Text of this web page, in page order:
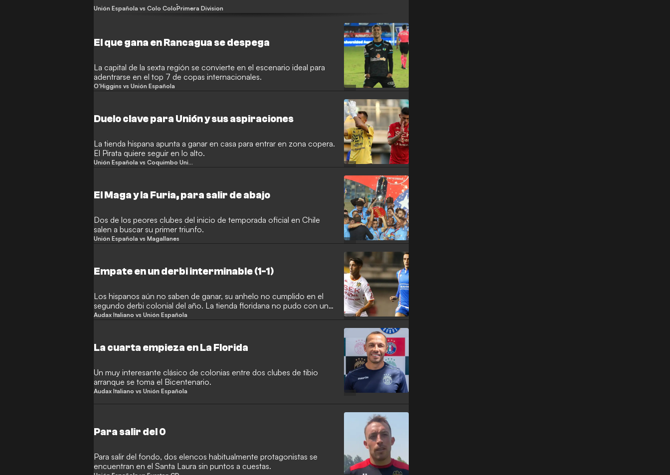
Unión Española vs Colo ColoPrimera Division
El que gana en Rancagua se despega
La capital de la sexta región se convierte en el escenario ideal para
adentrarse en el top 7 de copas internacionales.
O'Higgins vs Unión Española
Duelo clave para Unión y sus aspiraciones
La tienda hispana apunta a ganar en casa para entrar en zona copera.
El Pirata quiere seguir en lo alto.
Unión Española vs Coquimbo Unido
El Maga y la Furia, para salir de abajo
Dos de los peores clubes del inicio de temporada oficial en Chile
salen a buscar su primer triunfo.
Unión Española vs Magallanes
Empate en un derbi interminable (1-1)
Los hispanos aún no saben de ganar, su anhelo no cumplido en el
segundo derbi colonial del año. La tienda floridana no pudo con un
hombre de más.
Audax Italiano vs Unión Española
La cuarta empieza en La Florida
Un muy interesante clásico de colonias entre dos clubes de tibio
arranque se toma el Bicentenario.
Audax Italiano vs Unión Española
Para salir del 0
Para salir del fondo, dos elencos habitualmente protagonistas se
encuentran en el Santa Laura sin puntos a cuestas.